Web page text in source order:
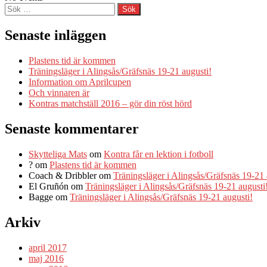
Sök
efter:
Senaste inläggen
Plastens tid är kommen
Träningsläger i Alingsås/Gräfsnäs 19-21 augusti!
Information om Aprilcupen
Och vinnaren är
Kontras matchställ 2016 – gör din röst hörd
Senaste kommentarer
Skytteliga Mats om Kontra får en lektion i fotboll
? om Plastens tid är kommen
Coach & Dribblerom Träningsläger i Alingsås/Gräfsnäs 19-21
El Gruñón om Träningsläger i Alingsås/Gräfsnäs 19-21 augusti!
Bagge om Träningsläger i Alingsås/Gräfsnäs 19-21 augusti!
Arkiv
april 2017
maj 2016